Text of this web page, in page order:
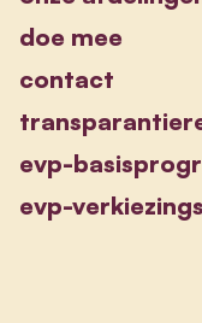
doe mee
contact
evp-
evp-